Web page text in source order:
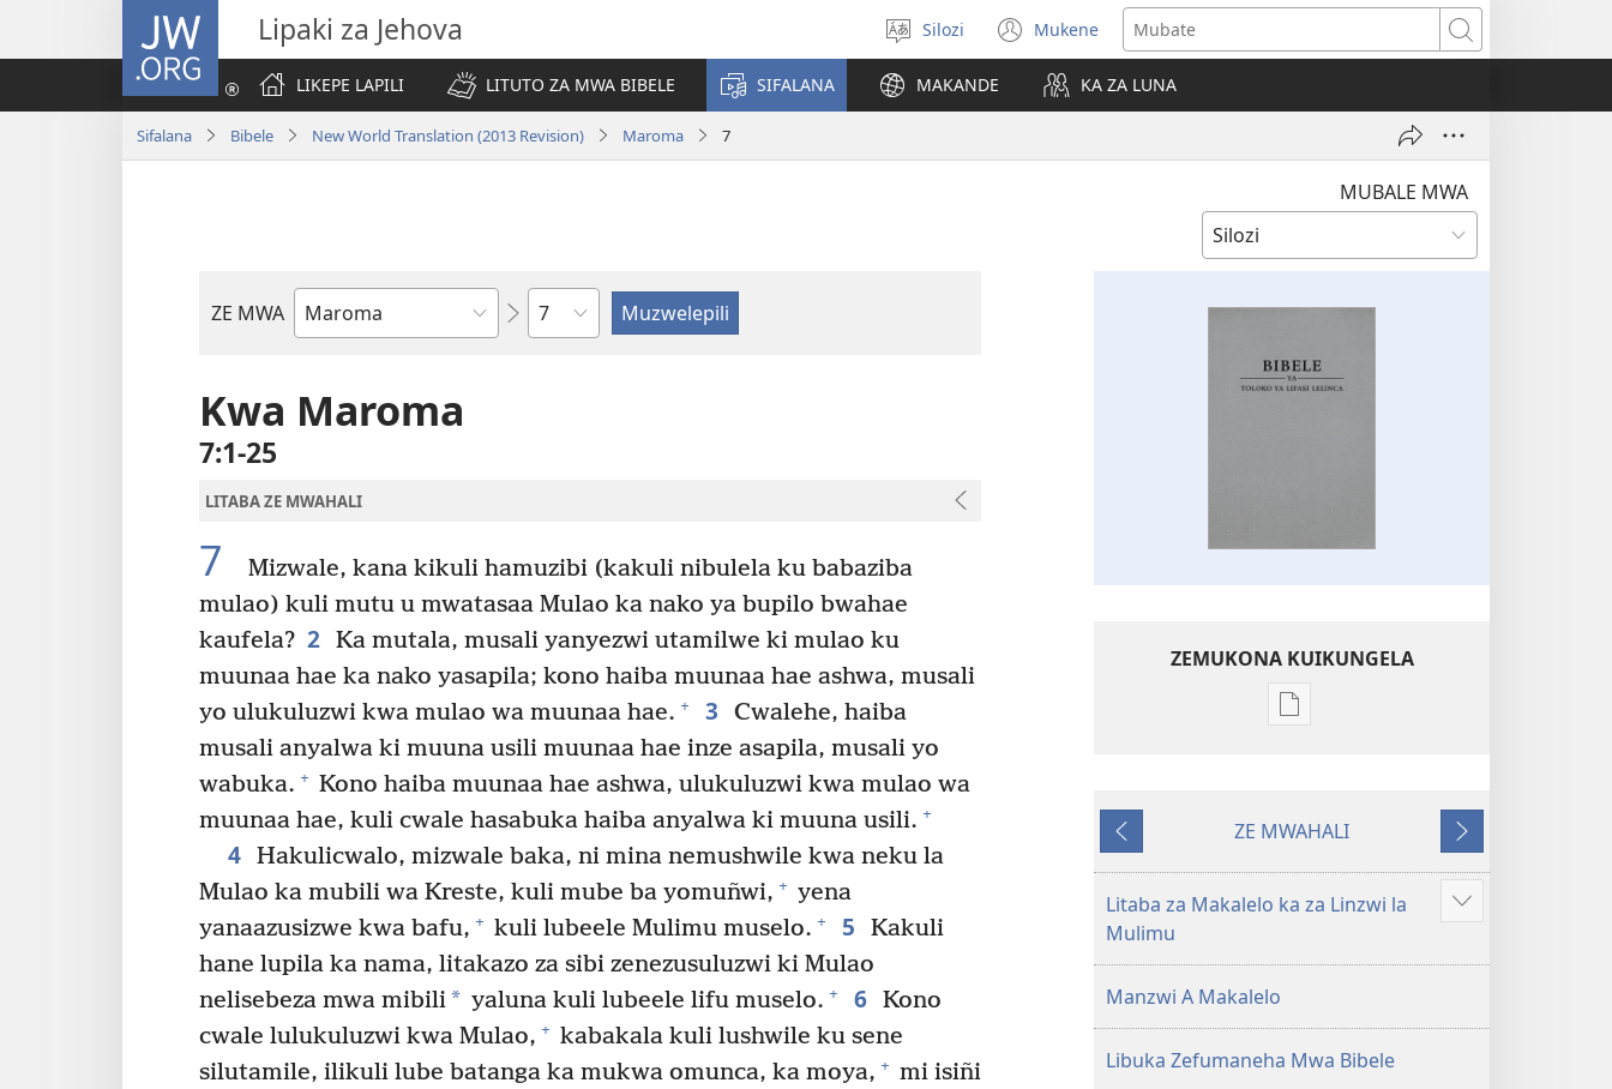
JW.ORG Lipaki za Jehova
Mukete
puo
Silozi Mukene
(opens
new
window)
Mubate
LIKEPE LAPILI
LITUTO ZA MWA BIBELE SIFALANA MAKANDE KA ZA LUNA
Sifalana Bibele New World Translation (2013 Revision) Maroma 7
MUBALE MWA
ZE MWA
Buka
Chapter
Kwa Maroma
7:1-25
LITABA ZE MWAHALI
7
Mizwale, kana kikuli hamuzibi (kakuli nibulela ku babaziba
mulao) kuli mutu u mwatasaa Mulao ka nako ya bupilo bwahae
kaufela? 2 Ka mutala, musali yanyezwi utamilwe ki mulao ku
muunaa hae ka nako yasapila; kono haiba muunaa hae ashwa, musali
yo ulukuluzwi kwa mulao wa muunaa hae. + 3
Cwalehe, haiba
musali anyalwa ki muuna usili muunaa hae inze asapila, musali yo
wabuka. + Kono haiba muunaa hae ashwa, ulukuluzwi kwa mulao wa
muunaa hae, kuli cwale hasabuka haiba anyalwa ki muuna usili. +
4 Hakulicwalo, mizwale baka, ni mina nemushwile kwa neku la
Mulao ka mubili wa Kreste, kuli mube ba yomuñwi, + yena
yanaazusizwe kwa bafu, + kuli lubeele Mulimu muselo. + 5
Kakuli
hane lupila ka nama, litakazo za sibi zenezusuluzwi ki Mulao
nelisebeza mwa mibili* yaluna kuli lubeele lifu muselo. + 6 Kono
cwale lulukuluzwi kwa Mulao, + kabakala kuli lushwile ku sene
silutamile, ilikuli lube batanga ka mukwa omunca, ka moya, + mi isiñi
ZEMUKONA KUIKUNGELA
Mukete
Bibele
Toloko
ya
Taba
Yefelile
ZE MWAHALI
ZETATAMA
Litaba za Makalelo ka za Linzwi la
Mulimu
Show
Manzwi A Makalelo
Libuka Zefumaneha Mwa Bibele